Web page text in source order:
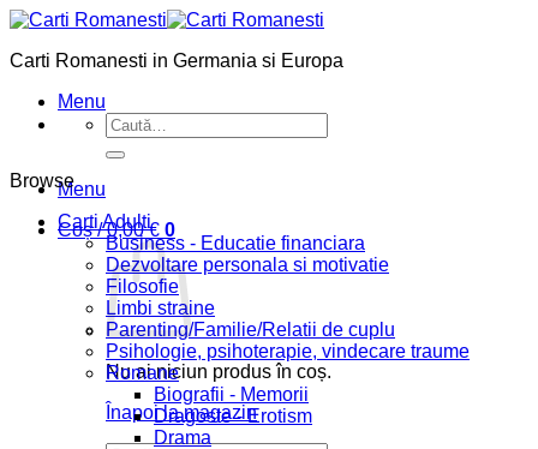
Skip
content
Carti Romanesti in Germania si Europa
Menu
Caută
după:
Menu
Coș /0,00€ 0
Nu ai niciun produs în coș.
Înapoi la magazin
Browse
Carti Adulti
Business - Educatie financiara
Dezvoltare personala si motivatie
Filosofie
Limbi straine
Parenting/Familie/Relatii de cuplu
Psihologie, psihoterapie, vindecare traume
Romane
Biografii - Memorii
Dragoste - Erotism
Drama